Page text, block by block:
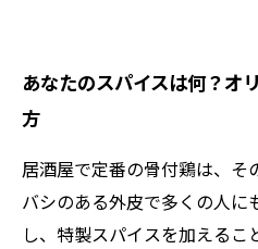
あなたのスパイスは何？オ
方
居酒屋で定番の骨付鶏は、
バシのある外皮で多くの人に
し、特製スパイスを加えるこ